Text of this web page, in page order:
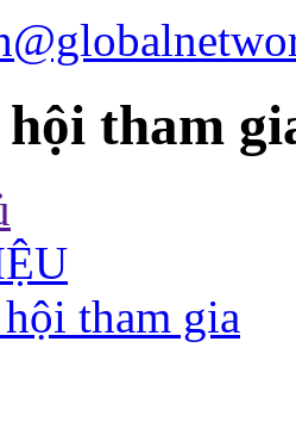
tham
tham gia